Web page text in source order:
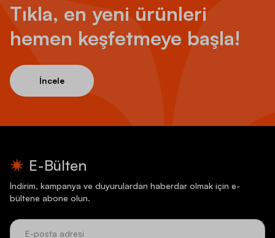
Tıkla, en yeni ürünleri
hemen keşfetmeye başla!
İncele
E-Bülten
İndirim, kampanya ve duyurulardan haberdar olmak için e-
bültene abone olun.